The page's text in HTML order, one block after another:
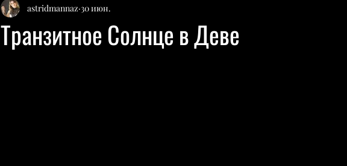
Транзитное Солнце в Деве
astridmannaz 30 июн.